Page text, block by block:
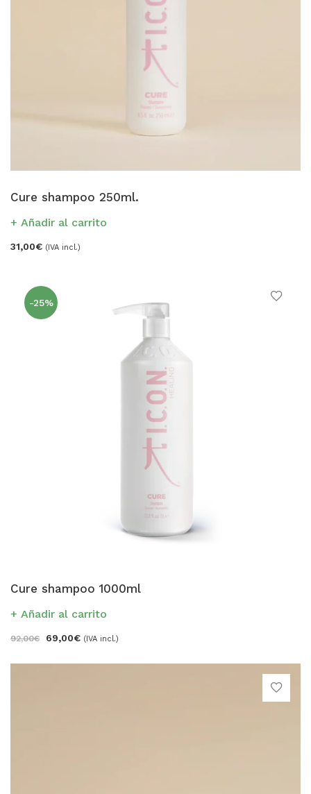
Cure shampoo 250ml.
Añadir al carrito
31,00€ (IVA incl.)
-25%
Cure shampoo 1000ml
Añadir al carrito
92,00€ 69,00€ (IVA incl.)